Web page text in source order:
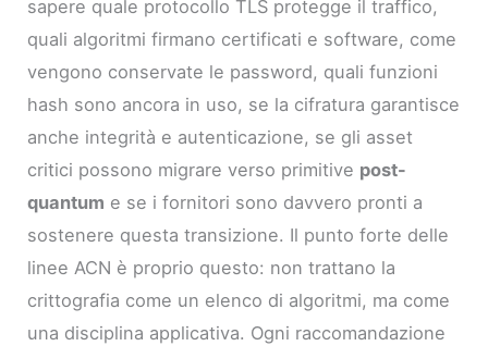
sapere quale protocollo TLS protegge il traffico,
quali algoritmi firmano certificati e software, come
vengono conservate le password, quali funzioni
hash sono ancora in uso, se la cifratura garantisce
anche integrità e autenticazione, se gli asset
critici possono migrare verso primitive post-
quantum e se i fornitori sono davvero pronti a
sostenere questa transizione. Il punto forte delle
linee ACN è proprio questo: non trattano la
crittografia come un elenco di algoritmi, ma come
una disciplina applicativa. Ogni raccomandazione